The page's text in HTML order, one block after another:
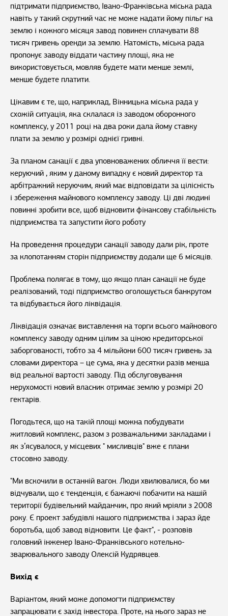
підтримати підприємство, Івано-Франківська міська рада
навіть у такий скрутний час не може надати йому пільг на
землю і кожного місяця завод повинен сплачувати 88
тисяч гривень оренди за землю. Натомість, міська рада
пропонує заводу віддати частину площі, яка не
використовується, мовляв будете мати менше землі,
менше будете платити.
Цікавим є те, що, наприклад, Вінницька міська рада у
схожій ситуація, яка склалася із заводом оборонного
комплексу, у 2011 році на два роки дала йому ставку
плати за землю у розмірі однієї гривні.
За планом санації є два уповноважених обличчя її вести:
керуючий , яким у даному випадку є новий директор та
арбітражний керуючим, який має відповідати за цілісність
і збереження майнового комплексу заводу. Ці дві людині
повинні зробити все, щоб відновити фінансову стабільність
підприємства та запустити його роботу
На проведення процедури санації заводу дали рік, проте
за клопотанням сторін підприємству додали ще 6 місяців.
Проблема полягає в тому, що якщо план санації не буде
реалізований, тоді підприємство оголошується банкрутом
та відбувається його ліквідація.
Ліквідація означає виставлення на торги всього майнового
комплексу заводу одним цілим за ціною кредиторської
заборгованості, тобто за 4 мільйони 600 тисяч гривень за
словами директора – це сума, яка у десятки разів менша
від реальної вартості заводу. Під обслуговування
нерухомості новий власник отримає землю у розмірі 20
гектарів.
Погодьтеся, що на такій площі можна побудувати
житловий комплекс, разом з розважальними закладами і
як з’ясувалося, у місцевих " мисливців" вже є плани
стосовно заводу.
"Ми вскочили в останній вагон. Люди хвилювалися, бо ми
відчували, що є тенденція, є бажаючі побачити на нашій
території будівельний майданчик, про який мріяли з 2008
року. Є проект забудівлі нашого підприємства і зараз йде
боротьба, щоб завод відновити. Це факт", - розповів
головний інженер Івано-Франківського котельно-
зварювального заводу Олексій Кудрявцев.
Вихід є
Варіантом, який може допомогти підприємству
запрацювати є захід інвестора. Проте, на нього зараз не